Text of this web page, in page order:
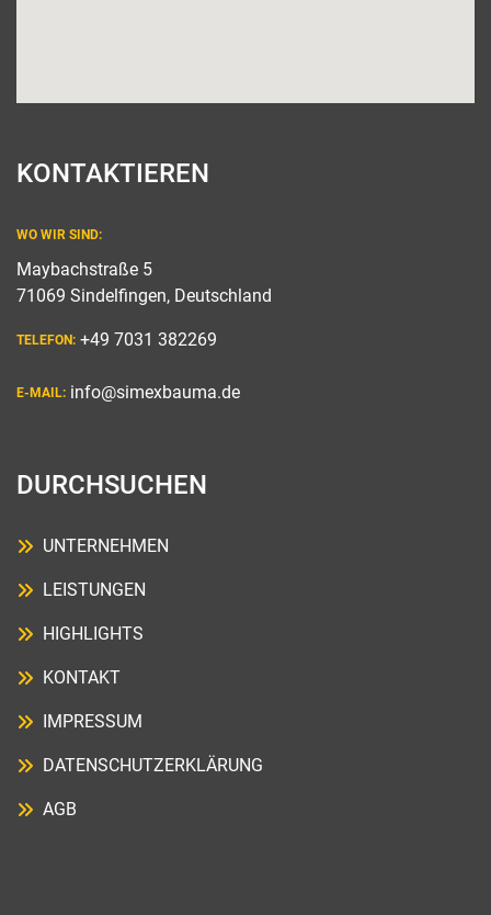
KONTAKTIEREN
WO WIR SIND:
Maybachstraße 5
71069 Sindelfingen, Deutschland
TELEFON: +49 7031 382269
E-MAIL: info@simexbauma.de
DURCHSUCHEN
UNTERNEHMEN
LEISTUNGEN
HIGHLIGHTS
KONTAKT
IMPRESSUM
DATENSCHUTZERKLÄRUNG
AGB